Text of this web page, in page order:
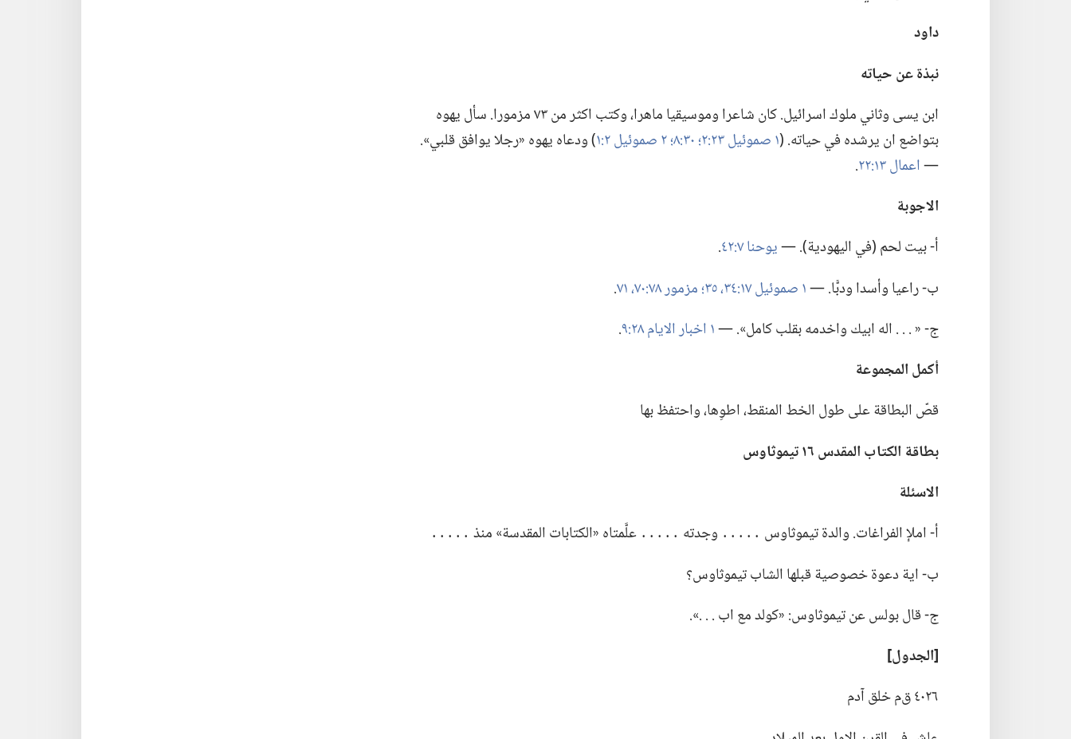
داود
نبذة عن حياته
ابن يسى وثاني ملوك اسرائيل.‏ كان شاعرا وموسيقيا ماهرا،‏ وكتب اكثر من ٧٣ مزمورا.‏ سأل يهوه
بتواضع ان يرشده في حياته.‏ (‏١ صموئيل ٢٣:‏٢؛‏
‏)‏ ودعاه يهوه «رجلا يوافق قلبي».‏
—‏اعمال ١٣:‏٢٢
‏.‏
الاجوبة
أ-‏ بيت لحم (‏في اليهودية)‏.‏ —‏يوحنا ٧:‏٤٢
‏.‏
ب-‏ راعيا وأسدا ودبًّا.‏ —‏١ صموئيل ١٧:‏٣٤،‏ ٣٥؛‏ مزمور ٧٨:‏٧٠،‏ ٧١
‏.‏
ج-‏ « .‏ .‏ .‏ اله ابيك واخدمه بقلب كامل».‏ —‏١ اخبار الايام ٢٨:‏٩
‏.‏
أكمل المجموعة
قصّ البطاقة على طول الخط المنقط،‏ اطوِها،‏ واحتفظ بها
بطاقة الكتاب المقدس ١٦ تيموثاوس
الاسئلة
أ-‏ املإ الفراغات.‏ والدة تيموثاوس ․․․․․ وجدته ․․․․․ علَّمتاه «الكتابات المقدسة» منذ ․․․․․‏
ب-‏ اية دعوة خصوصية قبلها الشاب تيموثاوس؟‏
ج-‏ قال بولس عن تيموثاوس:‏ «كولد مع اب .‏ .‏ .‏».‏
‏[الجدول]‏
٤٠٢٦ ق‌م خلق آدم